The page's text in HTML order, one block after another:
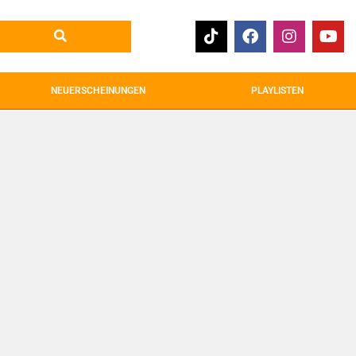
NEUERSCHEINUNGEN PLAYLISTEN